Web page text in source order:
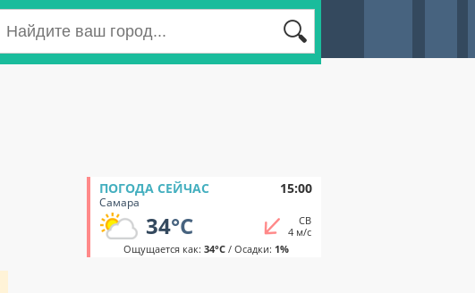
ПОГОДА СЕЙЧАС 15:00
Самара
34°C
СВ
4 м/с
Ощущается как: 34°C/ Осадки: 1%